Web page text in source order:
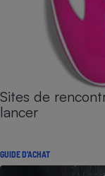
Sites de
lancer
GUIDE D'ACHAT